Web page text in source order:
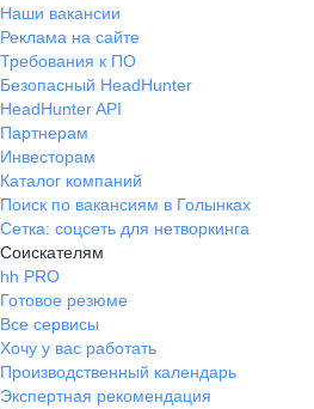
Наши вакансии
Реклама на сайте
Требования к ПО
Безопасный HeadHunter
HeadHunter API
Партнерам
Инвесторам
Каталог компаний
Поиск по вакансиям в Голынках
Сетка: соцсеть для нетворкинга
Соискателям
hh PRO
Готовое резюме
Все сервисы
Хочу у вас работать
Производственный календарь
Экспертная рекомендация